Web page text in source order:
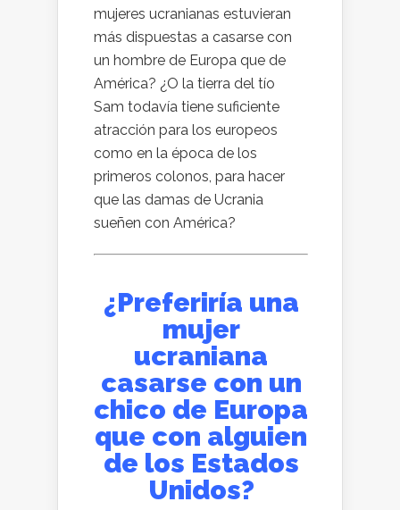
mujeres ucranianas estuvieran
más dispuestas a casarse con
un hombre de Europa que de
América? ¿O la tierra del tío
Sam todavía tiene suficiente
atracción para los europeos
como en la época de los
primeros colonos, para hacer
que las damas de Ucrania
sueñen con América?
¿Preferiría una
mujer
ucraniana
casarse con un
chico de Europa
que con alguien
de los Estados
Unidos?